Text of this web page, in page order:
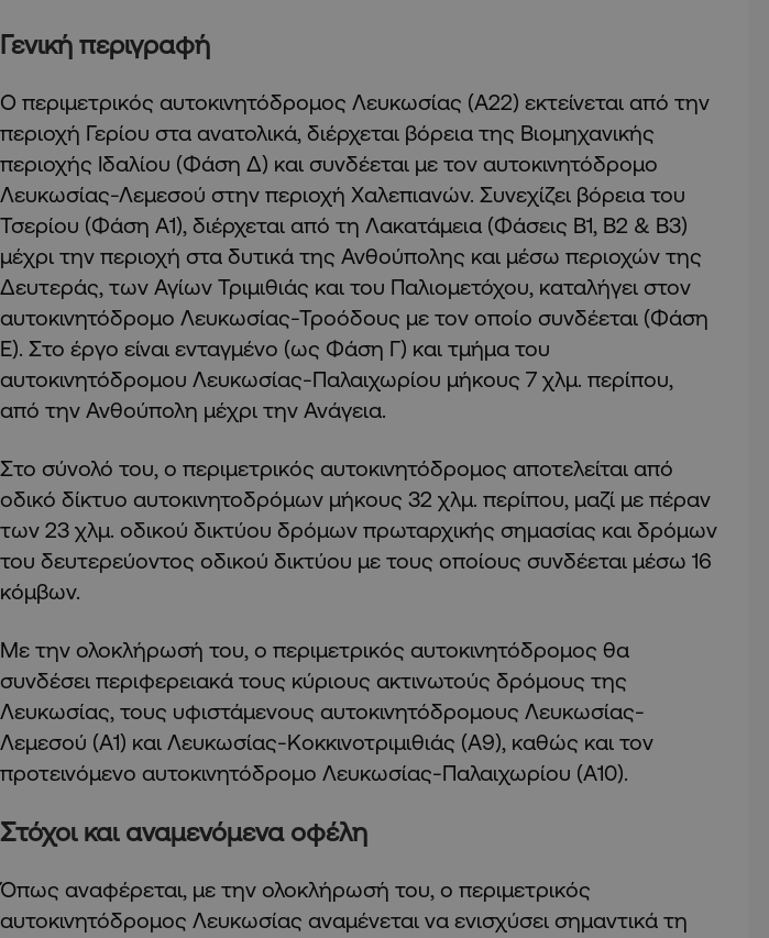
Γενική περιγραφή
Ο περιμετρικός αυτοκινητόδρομος Λευκωσίας (Α22) εκτείνεται από την
περιοχή Γερίου στα ανατολικά, διέρχεται βόρεια της Βιομηχανικής
περιοχής Ιδαλίου (Φάση Δ) και συνδέεται με τον αυτοκινητόδρομο
Λευκωσίας-Λεμεσού στην περιοχή Χαλεπιανών. Συνεχίζει βόρεια του
Τσερίου (Φάση Α1), διέρχεται από τη Λακατάμεια (Φάσεις Β1, Β2 & Β3)
μέχρι την περιοχή στα δυτικά της Ανθούπολης και μέσω περιοχών της
Δευτεράς, των Αγίων Τριμιθιάς και του Παλιομετόχου, καταλήγει στον
αυτοκινητόδρομο Λευκωσίας-Τροόδους με τον οποίο συνδέεται (Φάση
Ε). Στο έργο είναι ενταγμένο (ως Φάση Γ) και τμήμα του
αυτοκινητόδρομου Λευκωσίας-Παλαιχωρίου μήκους 7 χλμ. περίπου,
από την Ανθούπολη μέχρι την Ανάγεια.
Στο σύνολό του, ο περιμετρικός αυτοκινητόδρομος αποτελείται από
οδικό δίκτυο αυτοκινητοδρόμων μήκους 32 χλμ. περίπου, μαζί με πέραν
των 23 χλμ. οδικού δικτύου δρόμων πρωταρχικής σημασίας και δρόμων
του δευτερεύοντος οδικού δικτύου με τους οποίους συνδέεται μέσω 16
κόμβων.
Με την ολοκλήρωσή του, ο περιμετρικός αυτοκινητόδρομος θα
συνδέσει περιφερειακά τους κύριους ακτινωτούς δρόμους της
Λευκωσίας, τους υφιστάμενους αυτοκινητόδρομους Λευκωσίας-
Λεμεσού (Α1) και Λευκωσίας-Κοκκινοτριμιθιάς (Α9), καθώς και τον
προτεινόμενο αυτοκινητόδρομο Λευκωσίας-Παλαιχωρίου (Α10).
Στόχοι και αναμενόμενα οφέλη
Όπως αναφέρεται, με την ολοκλήρωσή του, ο περιμετρικός
αυτοκινητόδρομος Λευκωσίας αναμένεται να ενισχύσει σημαντικά τη